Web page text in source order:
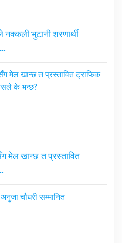
भुटानी शरणार्थी
मेल खान्छ त प्रस्तावित